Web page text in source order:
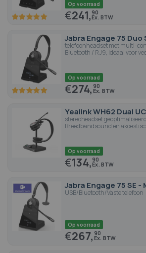
100 100
Op voorraad
€241,90
Jabra Engage 75 Duo
telefoonheadset met multi-
Bluetooth / RJ9, ideaal voor
100 100
Op voorraad
€274, 90
Yealink WH62 Dual UC
stereoheadset
Breedbandsound en
Op voorraad
€134,90
Jabra Engage 75 SE -
USB/Bluetooth/Vaste telefoon
Op voorraad
€267, 90